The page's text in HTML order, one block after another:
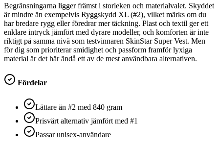
Begränsningarna ligger främst i storleken och materialvalet. Skyddet
är mindre än exempelvis Ryggskydd XL (#2), vilket märks om du
har bredare rygg eller föredrar mer täckning. Plast och textil ger ett
enklare intryck jämfört med dyrare modeller, och komforten är inte
riktigt på samma nivå som testvinnaren SkinStar Super Vest. Men
för dig som prioriterar smidighet och passform framför lyxiga
material är det här ändå ett av de mest användbara alternativen.
Fördelar
Lättare än #2 med 840 gram
Prisvärt alternativ jämfört med #1
Passar unisex-användare